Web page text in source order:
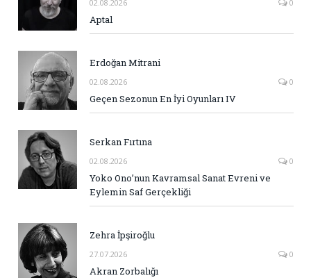
02.08.2026 0
Aptal
Erdoğan Mitrani
02.08.2026 0
Geçen Sezonun En İyi Oyunları IV
Serkan Fırtına
02.08.2026 0
Yoko Ono’nun Kavramsal Sanat Evreni ve
Eylemin Saf Gerçekliği
Zehra İpşiroğlu
27.07.2026 0
Akran Zorbalığı